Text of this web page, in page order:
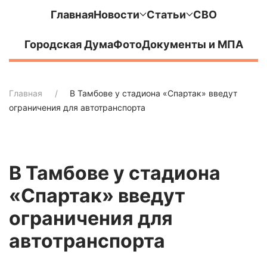
ГлавнаяНовости Статьи СВО
Городская ДумаФотоДокументы и МПА
Главная
В Тамбове у стадиона «Спартак» введут
ограничения для автотранспорта
В Тамбове у стадиона
«Спартак» введут
ограничения для
автотранспорта